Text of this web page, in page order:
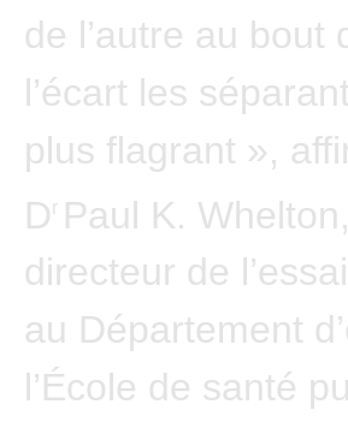
de l’autre au bout
l’écart les
plus flagrant »,
Dr Paul K.
directeur de
au Département
l’École de santé